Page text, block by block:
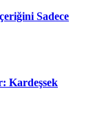
Sadece
Kardeşsek